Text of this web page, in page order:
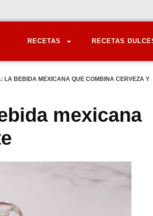
RECETAS RECETAS
LA BEBIDA MEXICANA QUE COMBINA CERVEZA Y
mexicana